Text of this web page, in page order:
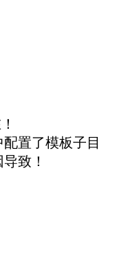
置了模板子目
致！